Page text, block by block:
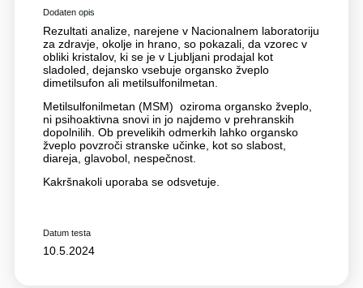
Dodaten opis
Rezultati analize, narejene v Nacionalnem laboratoriju
za zdravje, okolje in hrano, so pokazali, da vzorec v
obliki kristalov, ki se je v Ljubljani prodajal kot
sladoled, dejansko vsebuje organsko žveplo
dimetilsufon ali metilsulfonilmetan.
Metilsulfonilmetan (MSM) oziroma organsko žveplo,
ni psihoaktivna snovi in jo najdemo v prehranskih
dopolnilih. Ob prevelikih odmerkih lahko organsko
žveplo povzroči stranske učinke, kot so slabost,
diareja, glavobol, nespečnost.
Kakršnakoli uporaba se odsvetuje.
Datum testa
10.5.2024